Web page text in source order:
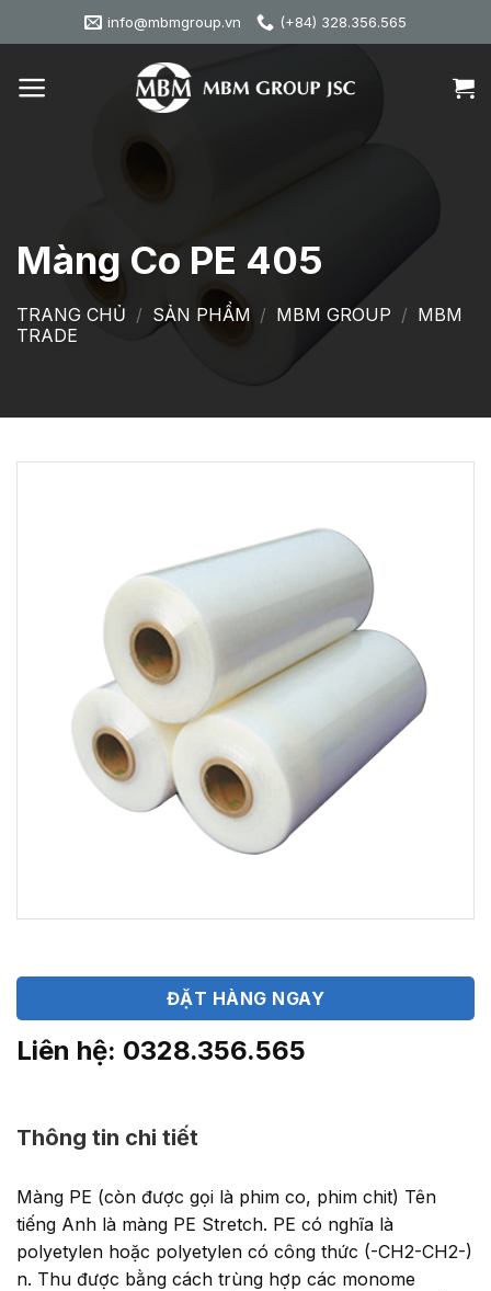
to
info@mbmgroup.vn (+84) 328.356.565
Màng Co PE 405
TRANG CHỦ / SẢN PHẨM / MBM GROUP / MBM
TRADE
ĐẶT HÀNG NGAY
Liên hệ: 0328.356.565
Thông tin chi tiết
Màng PE (còn được gọi là phim co, phim chit) Tên
tiếng Anh là màng PE Stretch. PE có nghĩa là
polyetylen hoặc polyetylen có công thức (-CH2-CH2-)
n. Thu được bằng cách trùng hợp các monome